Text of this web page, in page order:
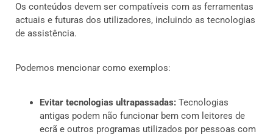
Os conteúdos devem ser compatíveis com as ferramentas
actuais e futuras dos utilizadores, incluindo as tecnologias
de assistência.
Podemos mencionar como exemplos:
Evitar tecnologias ultrapassadas: Tecnologias
antigas podem não funcionar bem com leitores de
ecrã e outros programas utilizados por pessoas com